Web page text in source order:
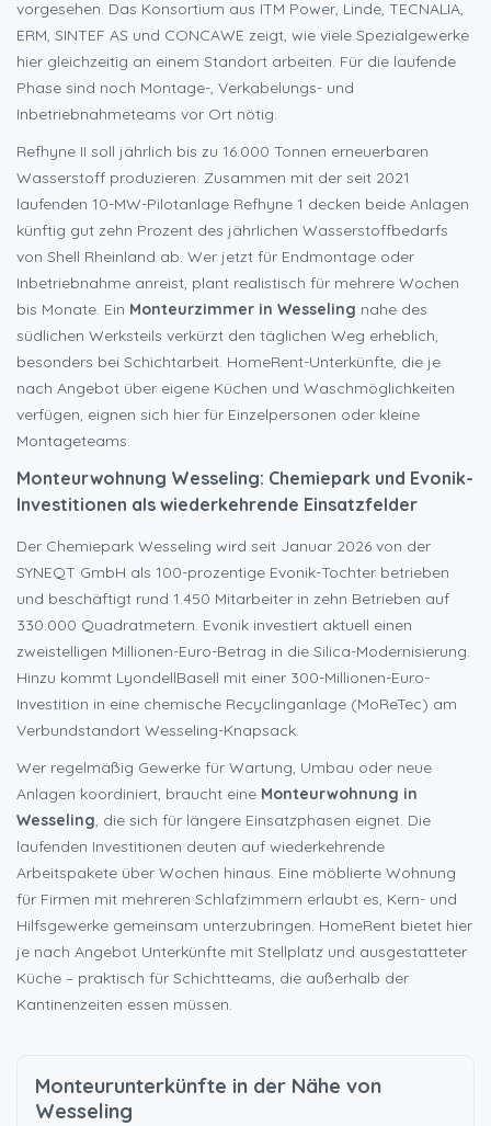
vorgesehen. Das Konsortium aus ITM Power, Linde, TECNALIA,
ERM, SINTEF AS und CONCAWE zeigt, wie viele Spezialgewerke
hier gleichzeitig an einem Standort arbeiten. Für die laufende
Phase sind noch Montage-, Verkabelungs- und
Inbetriebnahmeteams vor Ort nötig.
Refhyne II soll jährlich bis zu 16.000 Tonnen erneuerbaren
Wasserstoff produzieren. Zusammen mit der seit 2021
laufenden 10-MW-Pilotanlage Refhyne 1 decken beide Anlagen
künftig gut zehn Prozent des jährlichen Wasserstoffbedarfs
von Shell Rheinland ab. Wer jetzt für Endmontage oder
Inbetriebnahme anreist, plant realistisch für mehrere Wochen
bis Monate. Ein Monteurzimmer in Wesseling nahe des
südlichen Werksteils verkürzt den täglichen Weg erheblich,
besonders bei Schichtarbeit. HomeRent-Unterkünfte, die je
nach Angebot über eigene Küchen und Waschmöglichkeiten
verfügen, eignen sich hier für Einzelpersonen oder kleine
Montageteams.
Monteurwohnung Wesseling: Chemiepark und Evonik-
Investitionen als wiederkehrende Einsatzfelder
Der Chemiepark Wesseling wird seit Januar 2026 von der
SYNEQT GmbH als 100-prozentige Evonik-Tochter betrieben
und beschäftigt rund 1.450 Mitarbeiter in zehn Betrieben auf
330.000 Quadratmetern. Evonik investiert aktuell einen
zweistelligen Millionen-Euro-Betrag in die Silica-Modernisierung.
Hinzu kommt LyondellBasell mit einer 300-Millionen-Euro-
Investition in eine chemische Recyclinganlage (MoReTec) am
Verbundstandort Wesseling-Knapsack.
Wer regelmäßig Gewerke für Wartung, Umbau oder neue
Anlagen koordiniert, braucht eine Monteurwohnung in
Wesseling, die sich für längere Einsatzphasen eignet. Die
laufenden Investitionen deuten auf wiederkehrende
Arbeitspakete über Wochen hinaus. Eine möblierte Wohnung
für Firmen mit mehreren Schlafzimmern erlaubt es, Kern- und
Hilfsgewerke gemeinsam unterzubringen. HomeRent bietet hier
je nach Angebot Unterkünfte mit Stellplatz und ausgestatteter
Küche – praktisch für Schichtteams, die außerhalb der
Kantinenzeiten essen müssen.
Monteurunterkünfte in der Nähe von
Wesseling